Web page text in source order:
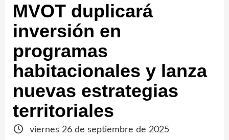
MVOT duplicará
inversión en
programas
habitacionales y lanza
nuevas estrategias
territoriales
viernes 26 de septiembre de 2025